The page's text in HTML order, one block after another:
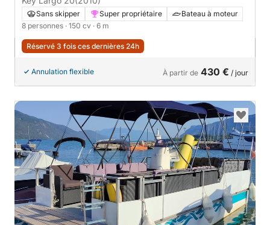
Sans skipper Super propriétaire
Bateau à moteur
8 personnes · 150 cv · 6 m
Réservé 3 fois ces dernières 24h
Annulation flexible À partir de 430 € / jour